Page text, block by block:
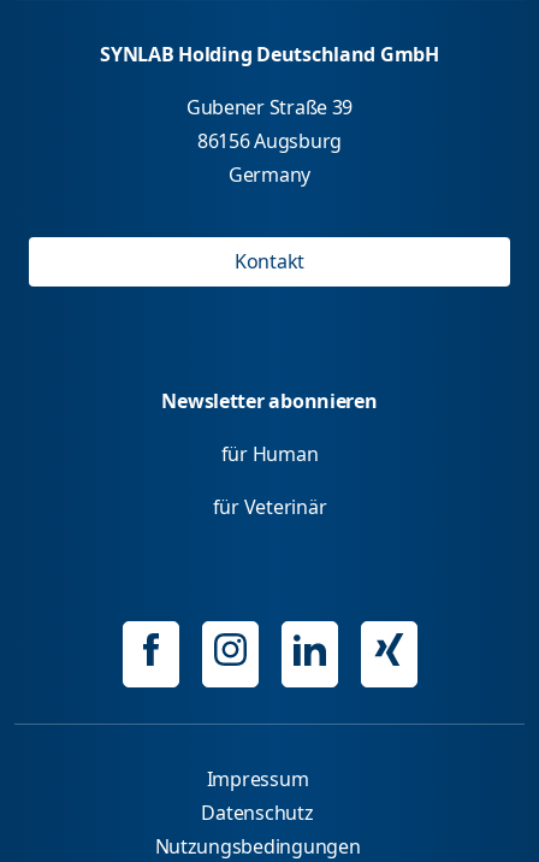
SYNLAB Holding Deutschland GmbH
Gubener Straße 39
86156 Augsburg
Germany
Kontakt
Newsletter abonnieren
für Human
für Veterinär
Impressum
Datenschutz
Nutzungsbedingungen